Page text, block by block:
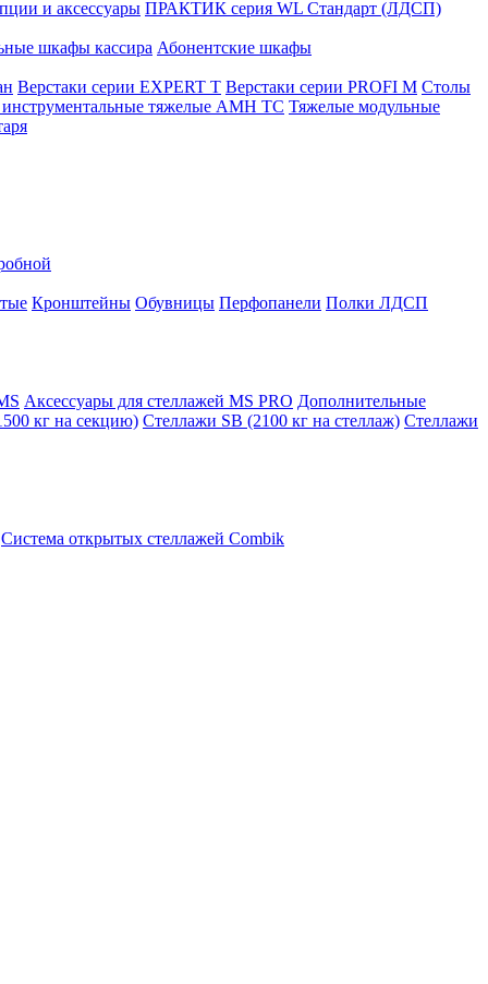
и аксессуары ПРАКТИК серия WL Стандарт (ЛДСП)
шкафы кассира Абонентские шкафы
Верстаки серии EXPERT T Верстаки серии PROFI M Столы
тяжелые AMH TC Тяжелые модульные
Кронштейны Обувницы Перфопанели Полки ЛДСП
Аксессуары для стеллажей MS PRO Дополнительные
кг на секцию) Стеллажи SB (2100 кг на стеллаж) Стеллажи
Система открытых стеллажей Combik